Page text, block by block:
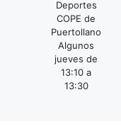
Deportes
COPE de
Puertollano
Algunos
jueves de
13:10 a
13:30